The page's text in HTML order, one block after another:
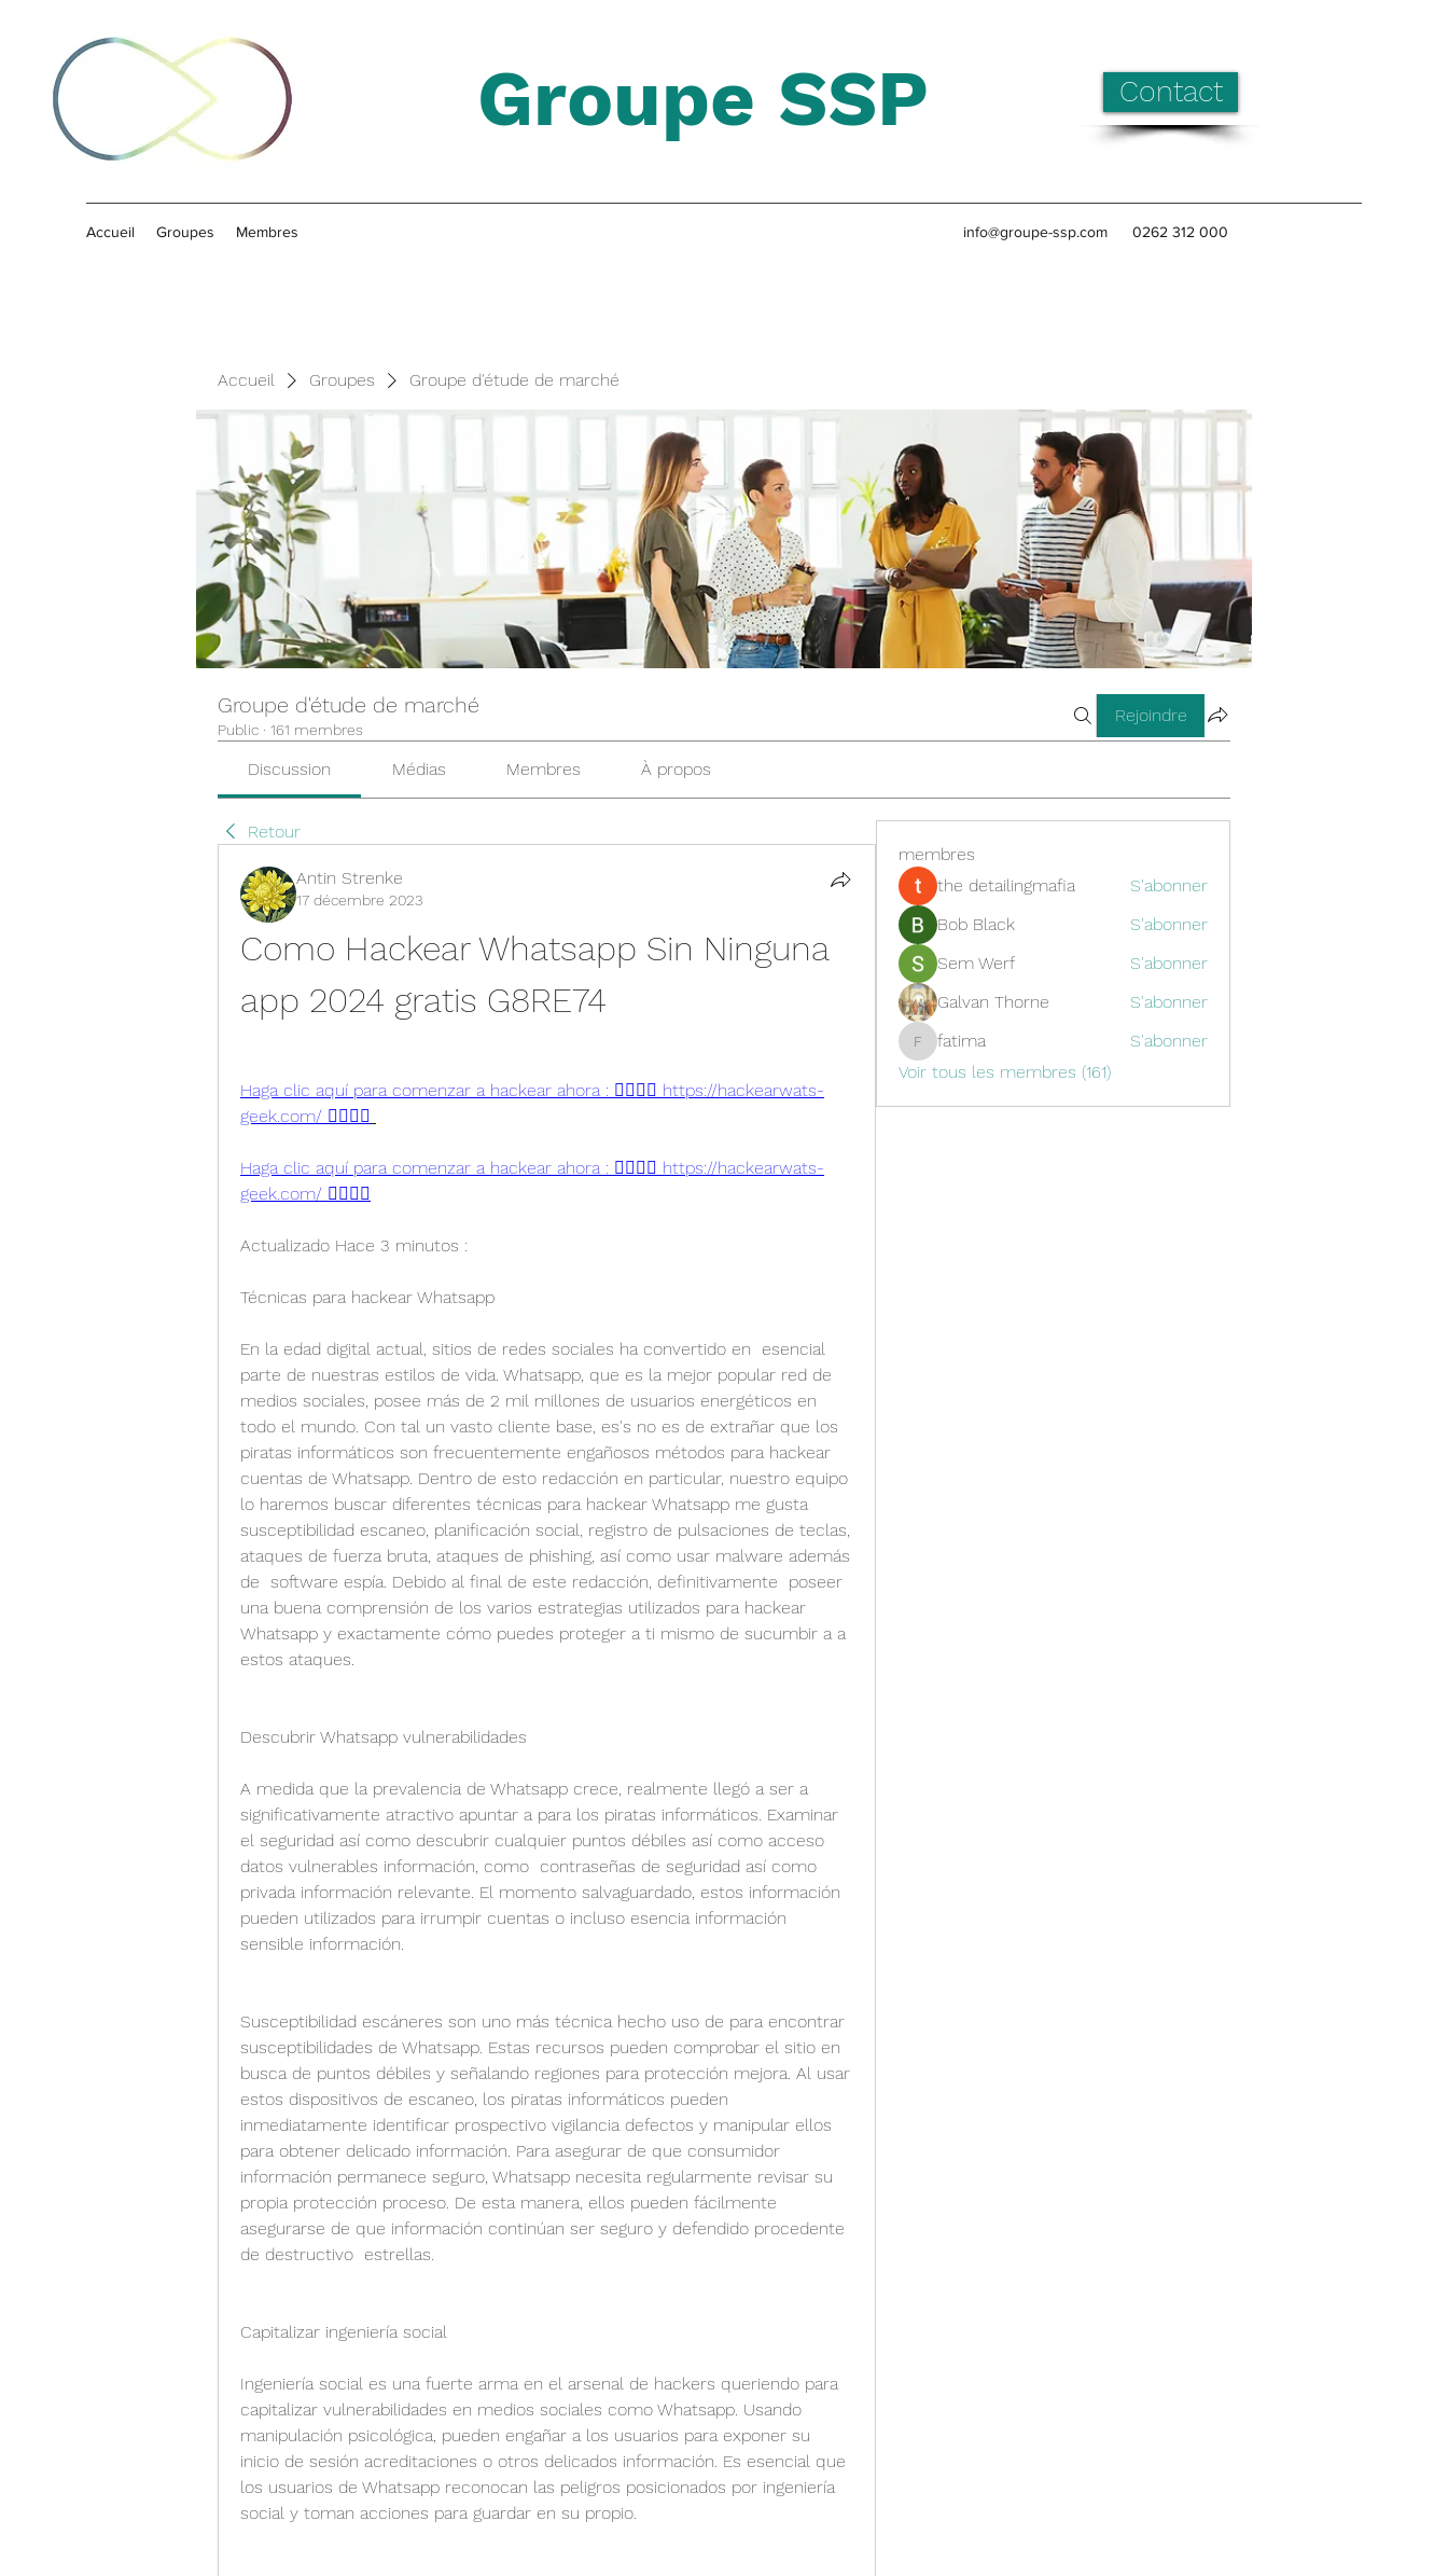
Groupe SSP Contact
Accueil Groupes Membres info@groupe-ssp.com 0262 312 000
Accueil Groupes Groupe d'étude de marché
Groupe d'étude de marché
Public · 161 membres
Rejoindre
Discussion Médias Membres À propos
Retour
Antin Strenke
17 décembre 2023
Como Hackear Whatsapp Sin Ninguna
app 2024 gratis G8RE74
Haga clic aquí para comenzar a hackear ahora : 👉🏻👉🏻 https://hackearwats-
geek.com/ 👈🏻👈🏻
Haga clic aquí para comenzar a hackear ahora : 👉🏻👉🏻 https://hackearwats-
geek.com/ 👈🏻👈🏻
Actualizado Hace 3 minutos :
Técnicas para hackear Whatsapp
En la edad digital actual, sitios de redes sociales ha convertido en  esencial
parte de nuestras estilos de vida. Whatsapp, que es la mejor popular red de
medios sociales, posee más de 2 mil millones de usuarios energéticos en
todo el mundo. Con tal un vasto cliente base, es's no es de extrañar que los
piratas informáticos son frecuentemente engañosos métodos para hackear
cuentas de Whatsapp. Dentro de esto redacción en particular, nuestro equipo
lo haremos buscar diferentes técnicas para hackear Whatsapp me gusta
susceptibilidad escaneo, planificación social, registro de pulsaciones de teclas,
ataques de fuerza bruta, ataques de phishing, así como usar malware además
de  software espía. Debido al final de este redacción, definitivamente  poseer
una buena comprensión de los varios estrategias utilizados para hackear
Whatsapp y exactamente cómo puedes proteger a ti mismo de sucumbir a a
estos ataques.
Descubrir Whatsapp vulnerabilidades
A medida que la prevalencia de Whatsapp crece, realmente llegó a ser a
significativamente atractivo apuntar a para los piratas informáticos. Examinar
el seguridad así como descubrir cualquier puntos débiles así como acceso
datos vulnerables información, como  contraseñas de seguridad así como
privada información relevante. El momento salvaguardado, estos información
pueden utilizados para irrumpir cuentas o incluso esencia información
sensible información.
Susceptibilidad escáneres son uno más técnica hecho uso de para encontrar
susceptibilidades de Whatsapp. Estas recursos pueden comprobar el sitio en
busca de puntos débiles y señalando regiones para protección mejora. Al usar
estos dispositivos de escaneo, los piratas informáticos pueden
inmediatamente identificar prospectivo vigilancia defectos y manipular ellos
para obtener delicado información. Para asegurar de que consumidor
información permanece seguro, Whatsapp necesita regularmente revisar su
propia protección proceso. De esta manera, ellos pueden fácilmente
asegurarse de que información continúan ser seguro y defendido procedente
de destructivo  estrellas.
Capitalizar ingeniería social
Ingeniería social es una fuerte arma en el arsenal de hackers queriendo para
capitalizar vulnerabilidades en medios sociales como Whatsapp. Usando
manipulación psicológica, pueden engañar a los usuarios para exponer su
inicio de sesión acreditaciones o otros delicados información. Es esencial que
los usuarios de Whatsapp reconocan las peligros posicionados por ingeniería
social y toman acciones para guardar en su propio.
membres
the detailingmafia
S'abonner
Bob Black
S'abonner
Sem Werf
S'abonner
Galvan Thorne
S'abonner
fatima
fatima
S'abonner
Voir tous les membres (161)